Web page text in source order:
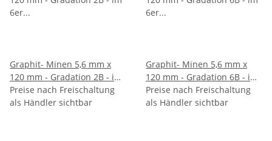
Graphit- Minen 5,6 mm x
120 mm - Gradation 2B - im
6er Pack
Preise nach Freischaltung
als Händler sichtbar
Graphit- Minen 5,6 mm x
120 mm - Gradation 6B - im
6er Pack
Preise nach Freischaltung
als Händler sichtbar